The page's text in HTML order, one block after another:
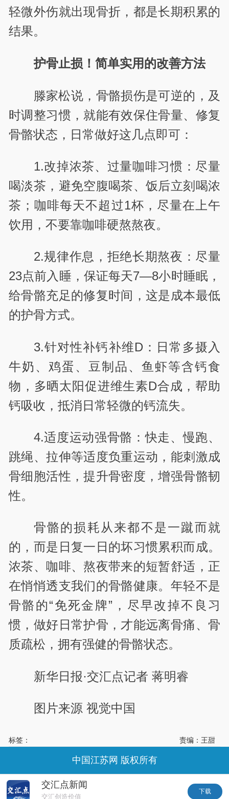
轻微外伤就出现骨折，都是长期积累的
结果。
护骨止损！简单实用的改善方法
滕家松说， 骨骼损伤是可逆的，及
时调整习惯，就能有效保住骨量、修复
骨骼状态，日常做好这几点即可：
1.改掉浓茶、过量咖啡习惯：尽量
喝淡茶，避免空腹喝茶、饭后立刻喝浓
茶；咖啡每天不超过1杯，尽量在上午
饮用，不要靠咖啡硬熬熬夜。
2.规律作息，拒绝长期熬夜：尽量
23点前入睡，保证每天7—8小时睡眠，
给骨骼充足的修复时间，这是成本最低
的护骨方式。
3.针对性补钙补维D：日常多摄入
牛奶、鸡蛋、豆制品、鱼虾等含钙食
物，多晒太阳促进维生素D合成，帮助
钙吸收，抵消日常轻微的钙流失。
4.适度运动强骨骼：快走、慢跑、
跳绳、拉伸等适度负重运动，能刺激成
骨细胞活性，提升骨密度，增强骨骼韧
性。
骨骼的损耗从来都不是一蹴而就
的，而是日复一日的坏习惯累积而成。
浓茶、咖啡、熬夜带来的短暂舒适，正
在悄悄透支我们的骨骼健康。年轻不是
骨骼的“免死金牌”，尽早改掉不良习
惯，做好日常护骨，才能远离骨痛、骨
质疏松，拥有强健的骨骼状态。
新华日报·交汇点记者 蒋明睿
图片来源 视觉中国
标签： 责编：王甜
交汇点新闻
交汇创造价值
下载
中国江苏网 版权所有